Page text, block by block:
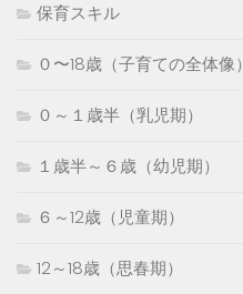
保育スキル
０〜18歳（子育ての全体像）
０～１歳半（乳児期）
１歳半～６歳（幼児期）
６～12歳（児童期）
12～18歳（思春期）